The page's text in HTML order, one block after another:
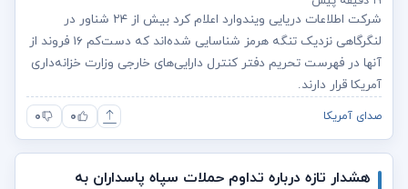
شرکت اطلاعات دریایی ویندوارد اعلام کرد بیش از ۲۴ شناور در
لنگرگاهی نزدیک تنگه هرمز شناسایی شده‌اند که دست‌کم ۱۶ فروند از
آنها در فهرست تحریم دفتر کنترل دارایی‌های خارجی وزارت خزانه‌داری
آمریکا قرار دارند.
صدای آمریکا ۰ ۰
هشدار تازه درباره تداوم حملات سپاه پاسداران به